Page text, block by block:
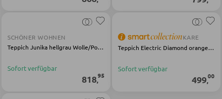
Tisch- und Eckbankgruppen
BADEZIMMER
SCHÖNER WOHNEN
Teppich Junika hellgrau Wolle/Polyester
Sofort verfügbar
818,95
KARE
Teppich Electric Diamond orange Wolle Kautschuk
Sofort verfügbar
499,00